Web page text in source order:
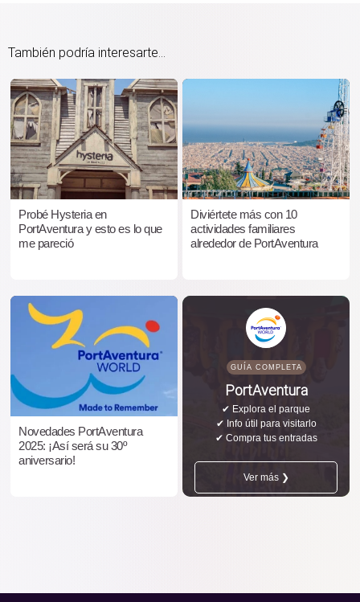
También podría interesarte...
Probé Hysteria en
PortAventura y esto es lo que
me pareció
Diviértete más con 10
actividades familiares
alrededor de PortAventura
Novedades PortAventura
2025: ¡Así será su 30º
aniversario!
GUÍA COMPLETA
PortAventura
✔ Explora el parque
✔ Info útil para visitarlo
✔ Compra tus entradas
Ver más ❯